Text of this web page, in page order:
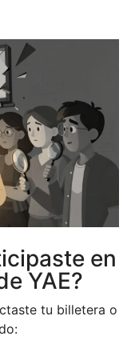
en
YAE?
tu billetera o